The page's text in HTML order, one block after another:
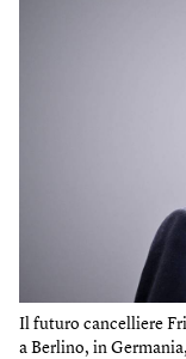
Il futuro cancelliere
a Berlino, in